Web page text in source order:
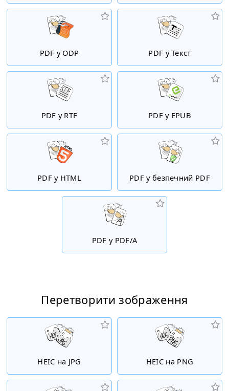
PDF у ODP PDF у Текст
PDF у RTF PDF у EPUB
PDF у HTML PDF у безпечний PDF
PDF у PDF/A
Перетворити зображення
HEIC на JPG HEIC на PNG